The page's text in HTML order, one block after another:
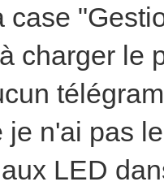
case
charger le
je n'ai pas
LED